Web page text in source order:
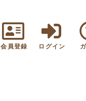
会員登録 ログイン